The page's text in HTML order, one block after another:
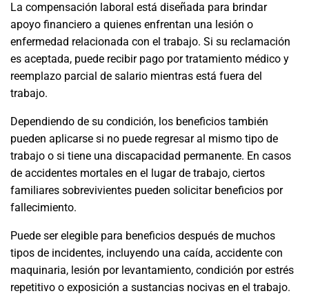
La compensación laboral está diseñada para brindar
apoyo financiero a quienes enfrentan una lesión o
enfermedad relacionada con el trabajo. Si su reclamación
es aceptada, puede recibir pago por tratamiento médico y
reemplazo parcial de salario mientras está fuera del
trabajo.
Dependiendo de su condición, los beneficios también
pueden aplicarse si no puede regresar al mismo tipo de
trabajo o si tiene una discapacidad permanente. En casos
de accidentes mortales en el lugar de trabajo, ciertos
familiares sobrevivientes pueden solicitar beneficios por
fallecimiento.
Puede ser elegible para beneficios después de muchos
tipos de incidentes, incluyendo una caída, accidente con
maquinaria, lesión por levantamiento, condición por estrés
repetitivo o exposición a sustancias nocivas en el trabajo.